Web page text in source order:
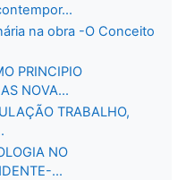
na obra -O Conceito
PRINCIPIO
NOVA...
TRABALHO,
NO
...